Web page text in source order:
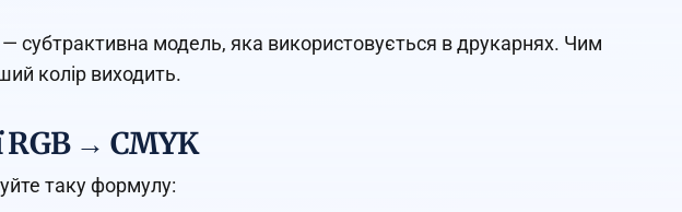
— субтрактивна модель, яка використовується в друкарнях. Чим
колір виходить.
→ CMYK
таку формулу: